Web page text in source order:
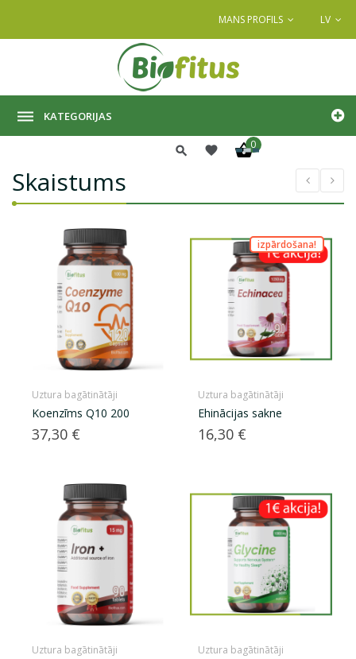
MANS PROFILS LV
KATEGORIJAS
0
Skaistums
Uztura bagātinātāji
Koenzīms Q10 200
Cena
37,30 €
Uztura bagātinātāji
izpārdošana!
Uztura bagātinātāji
Ehinācijas sakne
Cena
16,30 €
Uztura bagātinātāji